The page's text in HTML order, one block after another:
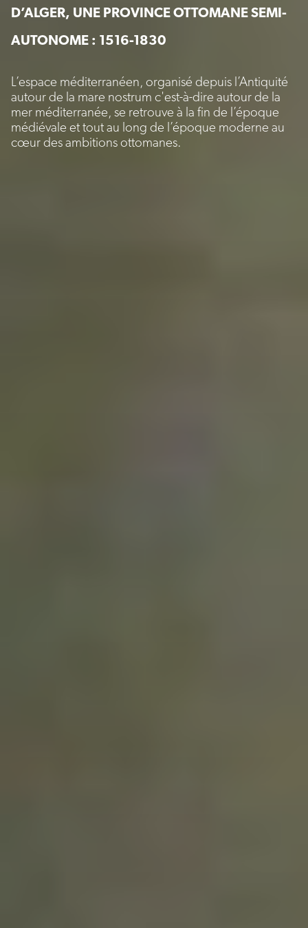
D’ALGER, UNE PROVINCE OTTOMANE SEMI-
AUTONOME : 1516-1830
L’espace méditerranéen, organisé depuis l’Antiquité
autour de la mare nostrum c'est-à-dire autour de la
mer méditerranée, se retrouve à la fin de l’époque
médiévale et tout au long de l’époque moderne au
cœur des ambitions ottomanes.